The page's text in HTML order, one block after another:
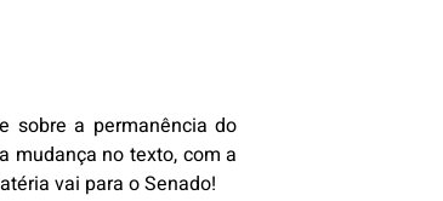
sobre a permanência do
mudança no texto, com a
vai para o Senado!